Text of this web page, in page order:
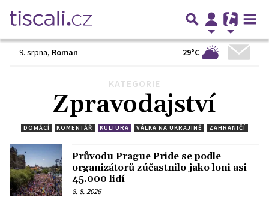
9. srpna, Roman 29°C
KATEGORIE
Zpravodajství
DOMÁCÍ KOMENTÁŘ KULTURA VÁLKA NA UKRAJINĚ ZAHRANIČÍ
Průvodu Prague Pride se podle
organizátorů zúčastnilo jako loni asi
45.000 lidí
8. 8. 2026
… 25 Další